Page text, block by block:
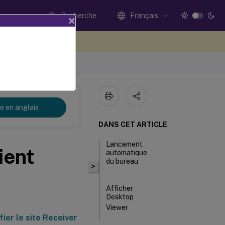
Recherche Français
en anglais
le site Receiver
>
DANS CET ARTICLE
Lancement
automatique
du bureau
Afficher
Desktop
Viewer
×